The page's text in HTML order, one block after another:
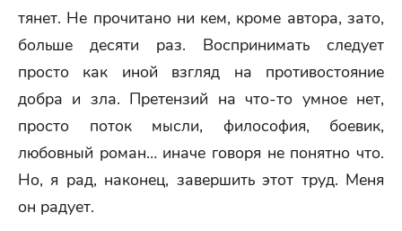
тянет. Не прочитано ни кем, кроме автора, зато,
больше десяти раз. Воспринимать следует
просто как иной взгляд на противостояние
добра и зла. Претензий на что-то умное нет,
просто поток мысли, философия, боевик,
любовный роман… иначе говоря не понятно что.
Но, я рад, наконец, завершить этот труд. Меня
он радует.